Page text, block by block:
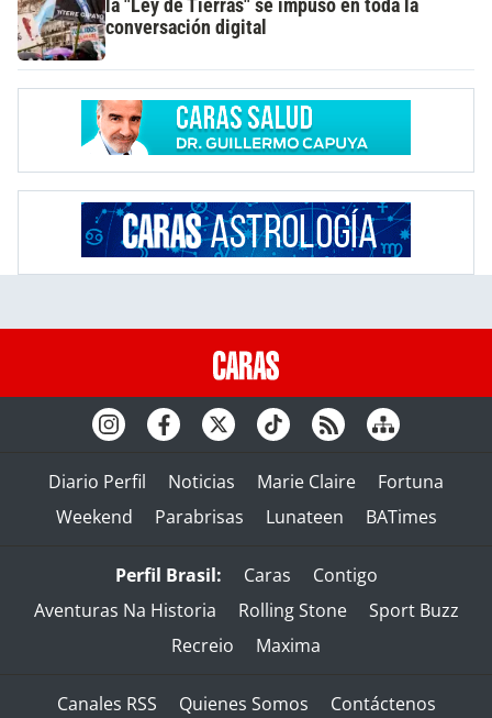
la "Ley de Tierras" se impuso en toda la
conversación digital
Diario Perfil Noticias Marie Claire
Fortuna
Weekend
Parabrisas Lunateen BATimes
Perfil Brasil: Caras
Contigo
Aventuras Na Historia
Rolling Stone
Sport Buzz
Recreio
Maxima
Canales RSS Quienes Somos Contáctenos